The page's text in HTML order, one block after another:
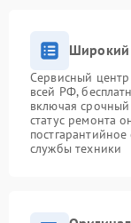
Широкий
Сервисный центр
всей РФ,
включая
статус ремонта
службы техники